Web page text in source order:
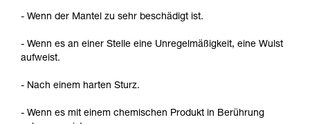
verstehen zu können, müssen Sie zuerst die in
Informationen richtig verstanden haben.
Training voraus. Prüfen Sie zusammen mit
Vorgang alleine sicher zu wiederholen, bevor
- Wenn der Mantel zu sehr beschädigt ist.
- Wenn es an einer Stelle eine Unregelmäßigkeit, eine Wulst
aufweist.
- Nach einem harten Sturz.
- Wenn es mit einem chemischen Produkt in Berührung